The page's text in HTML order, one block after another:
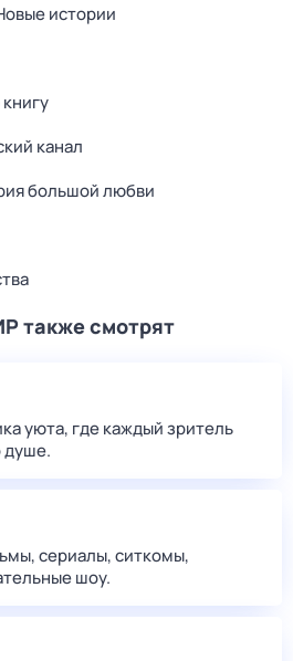
истории
канал
большой любви
также смотрят
уюта, где каждый зритель
душе.
сериалы, ситкомы,
шоу.